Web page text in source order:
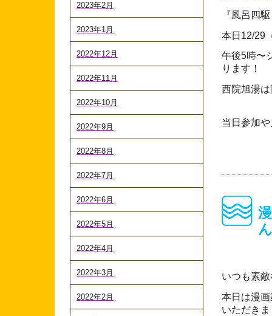
2023年2月
2023年1月
2022年12月
2022年11月
2022年10月
2022年9月
2022年8月
2022年7月
2022年6月
2022年5月
2022年4月
2022年3月
2022年2月
『風呂四
本日12/29
午後5時〜
ります！
西院旭湯
当日参加
ん
いつも素
本日は漫
いただき